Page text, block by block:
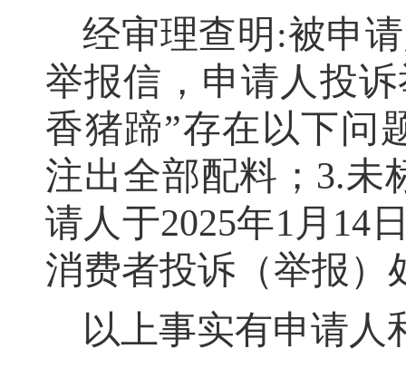
经审理查明 :被申
举报信 ， 申请人 投
香猪蹄”存在以下问
注出全部配料 ； 3.未
请人于2025年1月14
消费者投诉 （举报 ）
以上事实有申请人